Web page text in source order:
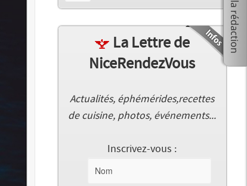
La Lettre de
NiceRendezVous
Actualités, éphémérides,recettes
de cuisine, photos, événements...
Inscrivez-vous :